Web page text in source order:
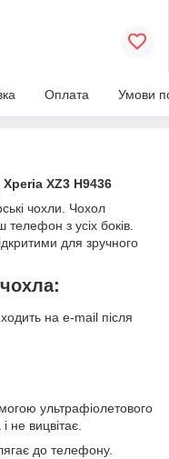
Оплата Умови
XZ3 H9436
чохли. Чохол
з усіх боків.
для зручного
на e-mail після
ультрафіолетового
не вицвітає.
до телефону.